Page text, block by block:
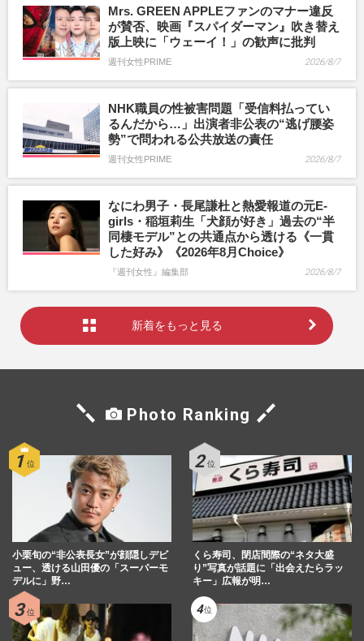
Mrs. GREEN APPLEファンのマナー違反
が賛否、映画『スパイダーマン』吹き替え
版上映に「ウェーイ！」の歓声に批判
週刊女性PRIME 2026/8/7
NHK職員の性被害問題「受信料払ってい
るんだから…」出演者非公表の“逃げ腰姿
勢”で問われる公共放送の責任
週刊女性PRIME 2026/8/7
なにわ男子・長尾謙杜と熱愛報道の元E-
girls・稲垣莉生「犬顔が好き」過去の“半
同棲モデル”との共通点から透ける《一貫
した好み》《2026年8月Choice》
『週刊女性』編集部 2026/8/7
新着をもっと見る
Photo Ranking
小栗旬の“非公表長女”が顔隠しデビ
ュー、透ける山田優の「スーパーモ
デルに」野…
くら寿司、閉店間際の“ネタ大盛
り”写真が話題に「出会えたらラッ
キー」広報が明…